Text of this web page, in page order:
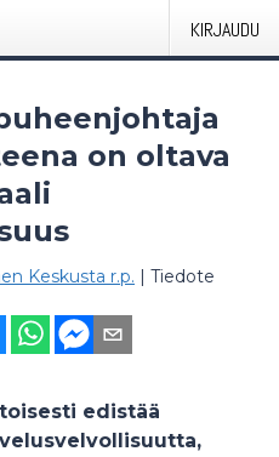
KIRJAUDU
on oltava
Keskusta r.p. | Tiedote
edistää